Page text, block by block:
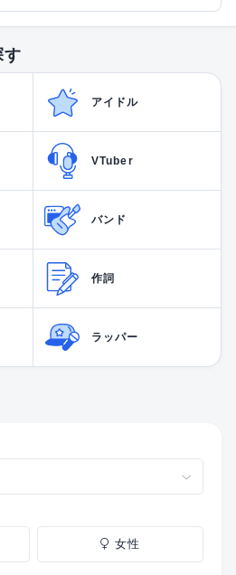
す
アイドル
VTuber
バンド
作詞
ラッパー
女性